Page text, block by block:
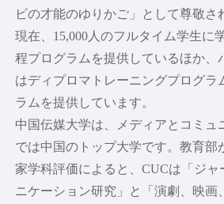
ビの才能のゆりかご」として尊敬さ
現在、15,000人のフルタイム学生に
程プログラムを提供しているほか、
はディプロマトレーニングプログラ
ラムを提供しています。
中国伝媒大学は、メディアとコミュ
では中国のトップ大学です。教育部
家学科評価によると、CUCは「ジャ
ニケーション研究」と「演劇、映画